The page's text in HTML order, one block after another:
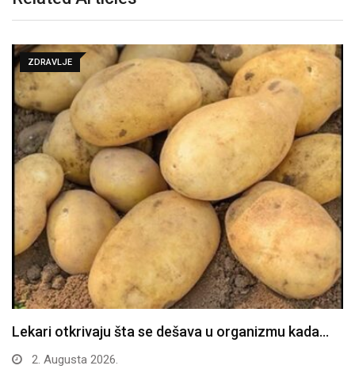
ZDRAVLJE
Lekari otkrivaju šta se dešava u organizmu kada…
2. Augusta 2026.